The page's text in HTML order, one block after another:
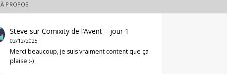
À PROPOS
Steve surComixity de l’Avent – jour 1
02/12/2025
Merci beaucoup, je suis vraiment content que ça
plaise :-)